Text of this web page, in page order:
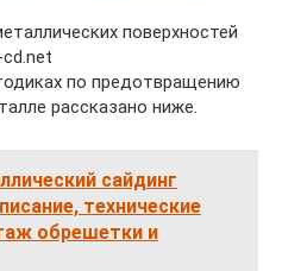
поверхностей
по предотвращению
рассказано ниже.
сайдинг
технические
обрешетки и